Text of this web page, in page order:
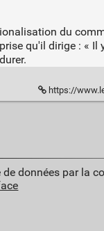
du
qu'il dirige : «
https://www.lesechos.fr/
données par la